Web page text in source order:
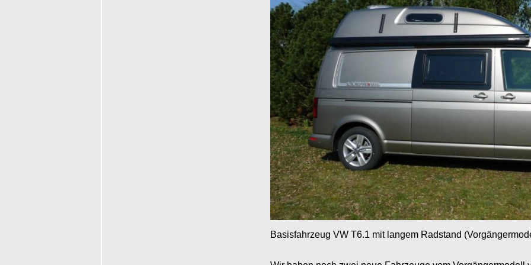
Basisfahrzeug VW T6.1 mit langem Radstand